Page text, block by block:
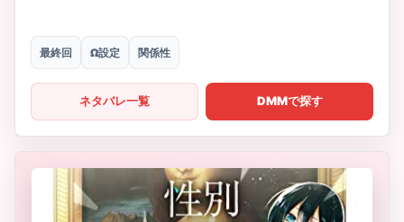
最終回 Ω設定 関係性
ネタバレ一覧 DMMで探す